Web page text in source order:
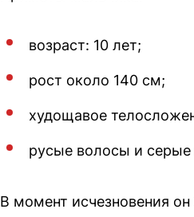
возраст: 10 лет;
рост около 140 см;
худощавое
русые волосы и серые
В момент исчезновения